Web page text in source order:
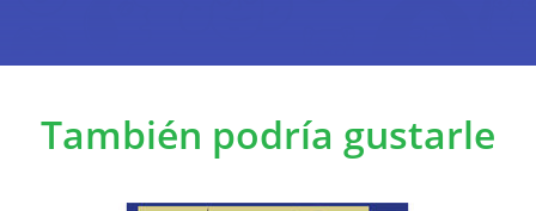
También podría gustarle